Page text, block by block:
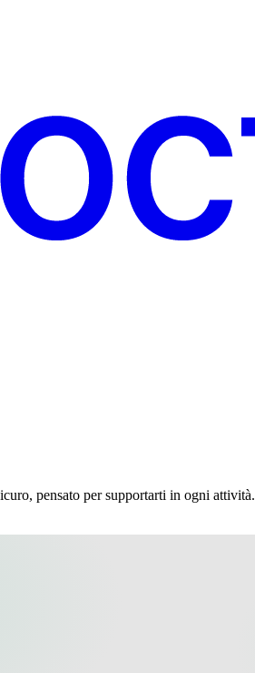
pensato per supportarti in ogni attività.